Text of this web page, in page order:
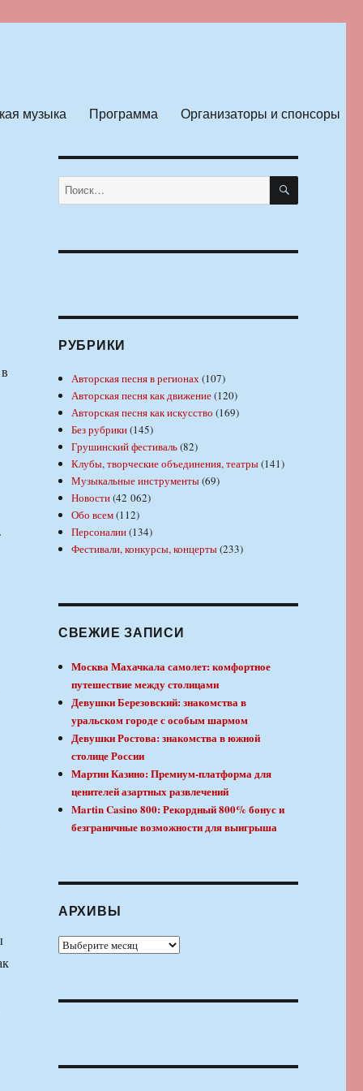
музыка Программа Организаторы и спонсоры
Искать: ПОИСК
РУБРИКИ
Авторская песня в регионах(107)
Авторская песня как движение(120)
Авторская песня как искусство (169)
Без рубрики(145)
Грушинский фестиваль(82)
Клубы, творческие объединения, театры(141)
Музыкальные инструменты(69)
Новости(42 062)
Обо всем(112)
Персоналии(134)
Фестивали, конкурсы, концерты(233)
СВЕЖИЕ ЗАПИСИ
Москва Махачкала самолет: комфортное
путешествие между столицами
Девушки Березовский: знакомства в
уральском городе с особым шармом
Девушки Ростова: знакомства в южной
столице России
Мартин Казино: Премиум-платформа для
ценителей азартных развлечений
Martin Casino 800: Рекордный 800% бонус и
безграничные возможности для выигрыша
АРХИВЫ
Архивы